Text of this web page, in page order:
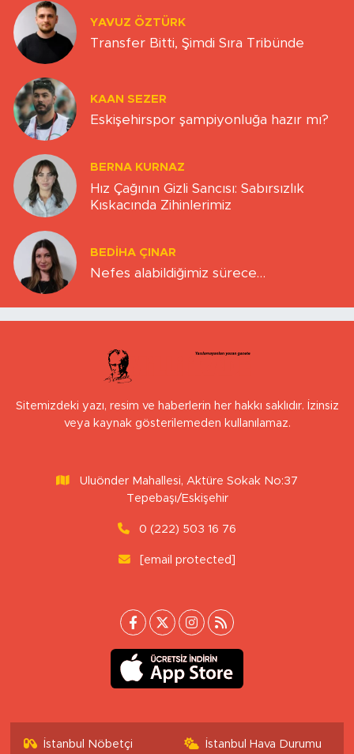
YAVUZ ÖZTÜRK
Transfer Bitti, Şimdi Sıra Tribünde
KAAN SEZER
Eskişehirspor şampiyonluğa hazır mı?
BERNA KURNAZ
Hız Çağının Gizli Sancısı: Sabırsızlık
Kıskacında Zihinlerimiz
BEDIHA ÇINAR
Nefes alabildiğimiz sürece…
Sitemizdeki yazı, resim ve haberlerin her hakkı saklıdır. İzinsiz
veya kaynak gösterilemeden kullanılamaz.
Uluönder Mahallesi, Aktüre Sokak No:37
Tepebaşı/Eskişehir
0 (222) 503 16 76
[email protected]
İstanbul Nöbetçi
İstanbul Hava Durumu